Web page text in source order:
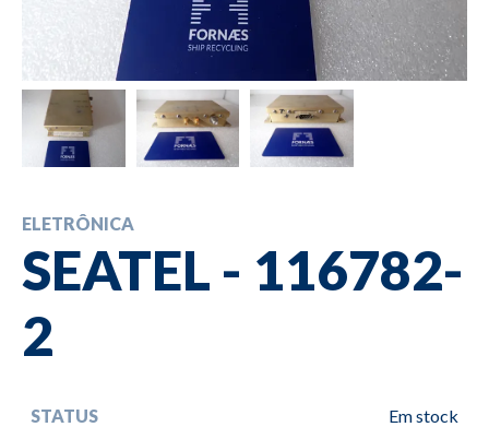
ELETRÔNICA
SEATEL - 116782-
2
STATUS Em stock